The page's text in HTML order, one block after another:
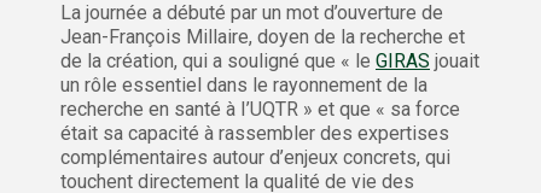
La journée a débuté par un mot d’ouverture de
Jean-François Millaire, doyen de la recherche et
de la création, qui a souligné que « le GIRAS jouait
un rôle essentiel dans le rayonnement de la
recherche en santé à I’UQTR » et que « sa force
était sa capacité à rassembler des expertises
complémentaires autour d’enjeux concrets, qui
touchent directement la qualité de vie des